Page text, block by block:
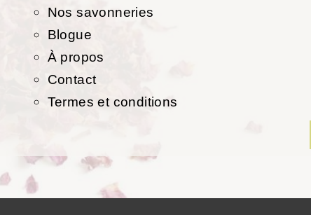
Nos savonneries
Blogue
À propos
Contact
Termes et conditions